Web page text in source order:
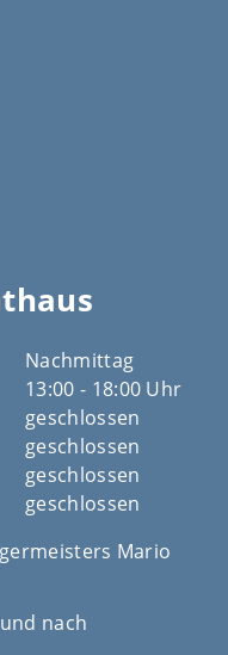
Nachmittag
13:00 - 18:00 Uhr
geschlossen
geschlossen
geschlossen
geschlossen
Mario
nach